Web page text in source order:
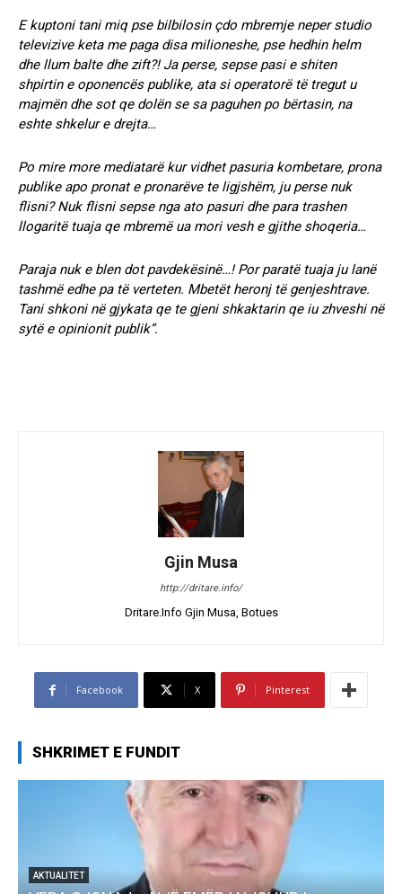
E kuptoni tani miq pse bilbilosin çdo mbremje neper studio
televizive keta me paga disa milioneshe, pse hedhin helm
dhe llum balte dhe zift?! Ja perse, sepse pasi e shiten
shpirtin e oponencës publike, ata si operatorë të tregut u
majmën dhe sot qe dolën se sa paguhen po bërtasin, na
eshte shkelur e drejta…
Po mire more mediatarë kur vidhet pasuria kombetare, prona
publike apo pronat e pronarëve te ligjshëm, ju perse nuk
flisni? Nuk flisni sepse nga ato pasuri dhe para trashen
llogaritë tuaja qe mbremë ua mori vesh e gjithe shoqeria…
Paraja nuk e blen dot pavdekësinë…! Por paratë tuaja ju lanë
tashmë edhe pa të verteten. Mbetët heronj të genjeshtrave.
Tani shkoni në gjykata qe te gjeni shkaktarin qe iu zhveshi në
sytë e opinionit publik”.
Gjin Musa
http://dritare.info/
Dritare.Info Gjin Musa, Botues
Facebook X Pinterest
SHKRIMET E FUNDIT